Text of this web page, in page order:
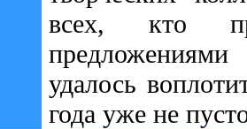
всех, кто
удалось
года уже не